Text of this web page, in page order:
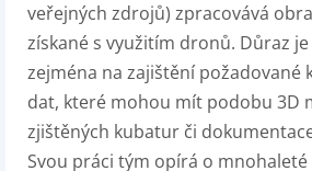
veřejných zdrojů) zpracovává
získané s využitím dronů. Důraz
zejména na zajištění požadované
dat, které mohou mít podobu 3D
zjištěných kubatur či
Svou práci tým opírá o mnohaleté